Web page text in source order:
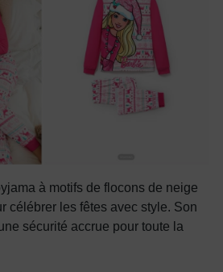
à motifs de flocons de neige
célébrer les fêtes avec style. Son
sécurité accrue pour toute la